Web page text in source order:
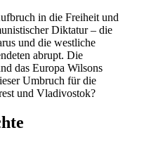
in die Freiheit und
Diktatur – die
und die westliche
abrupt. Die
das Europa Wilsons
Umbruch für die
und Vladivostok?